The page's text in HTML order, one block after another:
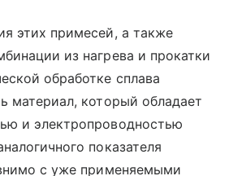
этих примесей, а также
из нагрева и прокатки
обработке сплава
материал, который обладает
и электропроводностью
показателя
с уже применяемыми